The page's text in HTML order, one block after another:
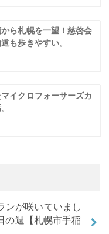
ら札幌を一望！慈啓会
も歩きやすい。
イクロフォーサーズカ
ンが咲いていまし
の週【札幌市手稲